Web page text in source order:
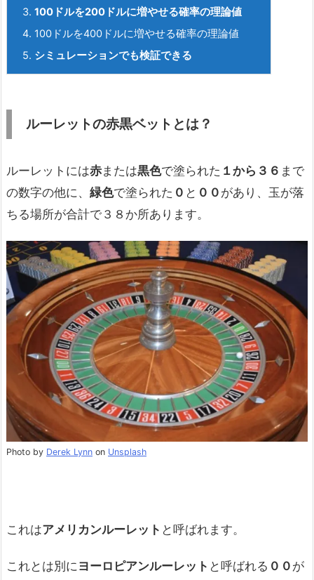
3. 100ドルを200 ドルに増やせる確率の理論値
4. 100ドルを400ドルに増やせる確率の理論値
5. シミュレーションでも検証できる
ルーレットの赤黒ベットとは？
ルーレットには赤または黒色で塗られた １から３６ まで
の数字の他に、 緑色で塗られた ０ と ００ があり、玉が落
ちる場所が合計で３８か所あります。
Photo by Derek Lynn on Unsplash
これはアメリカンルーレット と呼ばれます。
これとは別にヨーロピアンルーレット と呼ばれる ００ が